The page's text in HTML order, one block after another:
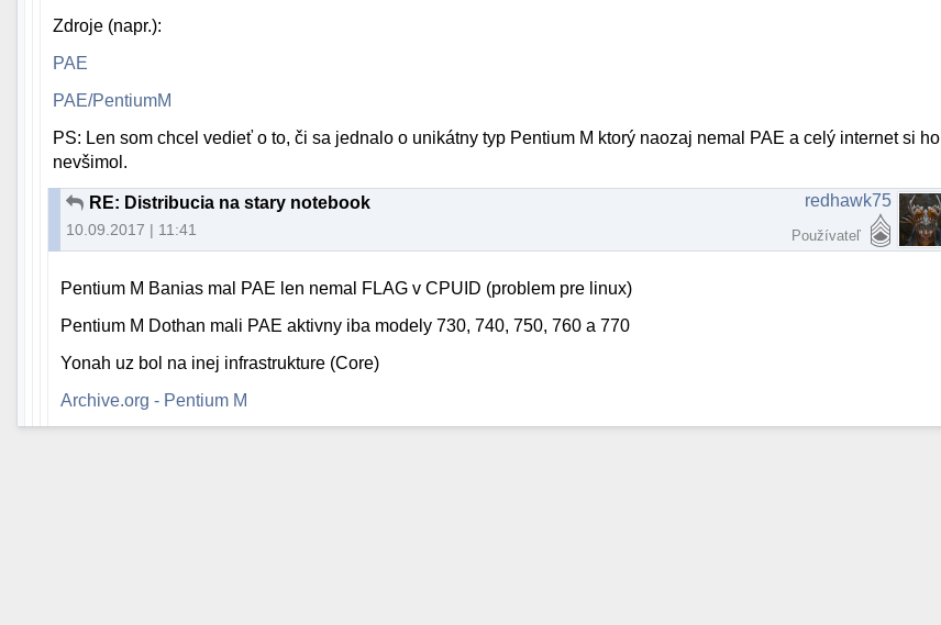
Zdroje (napr.):
PAE
PAE/PentiumM
PS: Len som chcel vedieť o to, či sa jednalo o unikátny typ Pentium M ktorý naozaj nemal PAE a celý internet si ho
nevšimol.
RE: Distribucia na stary notebook
10.09.2017 | 11:41
redhawk75
Používateľ
Pentium M Banias mal PAE len nemal FLAG v CPUID (problem pre linux)
Pentium M Dothan mali PAE aktivny iba modely 730, 740, 750, 760 a 770
Yonah uz bol na inej infrastrukture (Core)
Archive.org - Pentium M